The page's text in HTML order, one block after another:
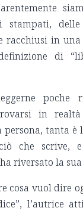
delle
racchiusi in
di
poche
in
persona, tanta è
che scrive,
riversato la
cosa vuol dire
l’autrice